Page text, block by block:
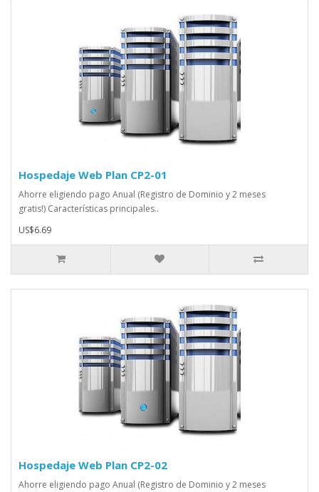
Hospedaje Web Plan CP2-01
Ahorre eligiendo pago Anual (Registro de Dominio y 2 meses
gratis!) Características principales..
US$6.69
Hospedaje Web Plan CP2-02
Ahorre eligiendo pago Anual (Registro de Dominio y 2 meses